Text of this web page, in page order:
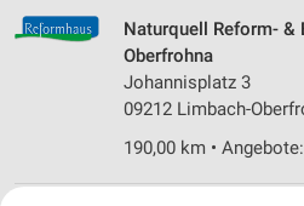
Naturquell Reform- &
Oberfrohna
Johannisplatz 3
09212 Limbach-
190,00 km •